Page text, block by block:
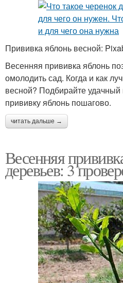
Прививка яблонь весной:
Весенняя прививка яблонь
омолодить сад. Когда и как
весной? Подбирайте
прививку яблонь пошагово.
читать дальше →
Весенняя
деревьев: 3